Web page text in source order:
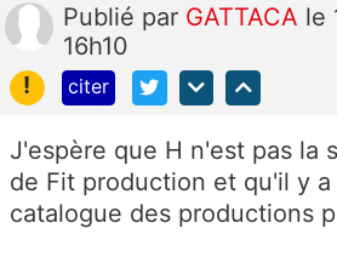
Publié par GATTACA le
16h10
!
citer
J'espère que H n'est pas la
de Fit production et qu'il y a
catalogue des productions